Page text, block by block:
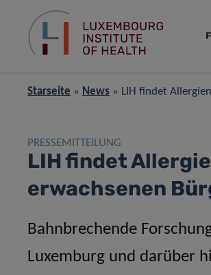
Starseite » News » LIH findet
PRESSEMITTEILUNG
LIH findet
erwachsenen
Bahnbrechende
Luxemburg und darüber